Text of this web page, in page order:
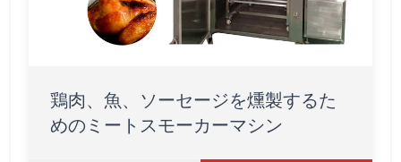
鶏肉、魚、ソーセージを燻製するた
めのミートスモーカーマシン